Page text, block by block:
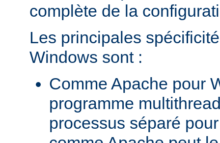
complète de la
Les principales
Windows sont :
Comme Apache pour
programme
processus séparé